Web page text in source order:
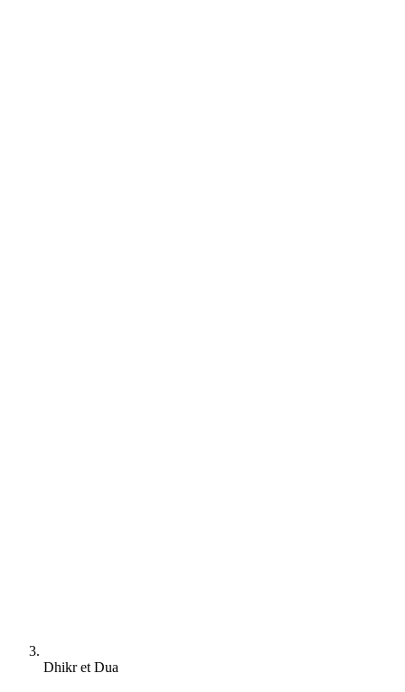
Dhikr et Dua